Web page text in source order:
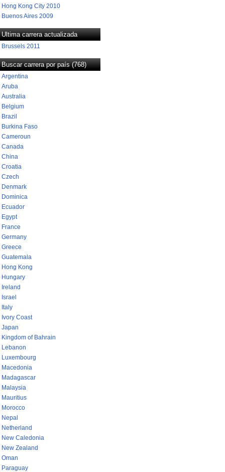
Hong Kong City 2010
Buenos Aires 2009
Ultima carrera actualizada
Brussels 2011
Buscar carrera por país (768)
Argentina
Aruba
Australia
Belgium
Brazil
Burkina Faso
Cameroun
Canada
China
Croatia
Czech
Denmark
Dominica
Ecuador
Egypt
France
Germany
Greece
Guatemala
Hong Kong
Hungary
Ireland
Israel
Italy
Ivory Coast
Japan
Kingdom of Bahrain
Lebanon
Luxembourg
Macedonia
Madagascar
Malaysia
Mauritius
Morocco
Nepal
Netherland
New Caledonia
New Zealand
Oman
Paraguay